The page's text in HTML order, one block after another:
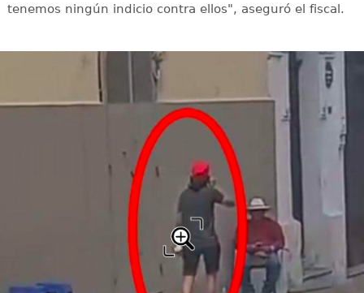
tenemos ningún indicio contra ellos", aseguró el fiscal.